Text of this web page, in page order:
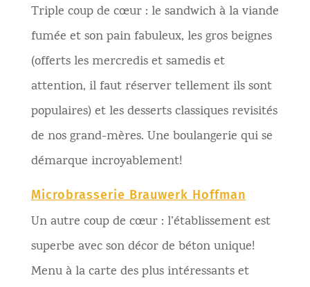
Triple coup de cœur : le sandwich à la viande
fumée et son pain fabuleux, les gros beignes
(offerts les mercredis et samedis et
attention, il faut réserver tellement ils sont
populaires) et les desserts classiques revisités
de nos grand-mères. Une boulangerie qui se
démarque incroyablement!
Microbrasserie Brauwerk Hoffman
Un autre coup de cœur : l’établissement est
superbe avec son décor de béton unique!
Menu à la carte des plus intéressants et